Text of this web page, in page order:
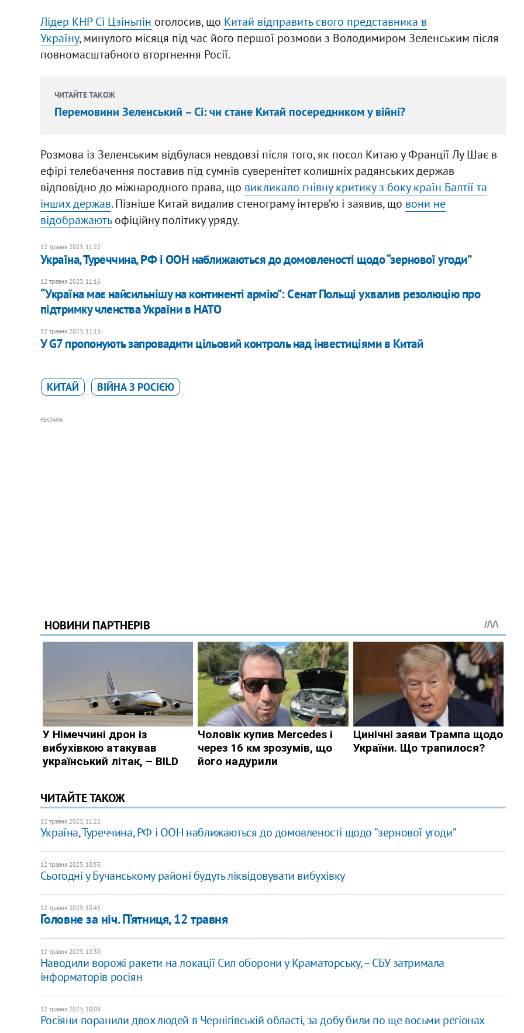
Лідер КНР Сі Цзіньпін оголосив, що Китай відправить свого представника в
Україну, минулого місяця під час його першої розмови з Володимиром Зеленським після
повномасштабного вторгнення Росії.
ЧИТАЙТЕ ТАКОЖ
Перемовини Зеленський – Сі: чи стане Китай посередником у війні?
Розмова із Зеленським відбулася невдовзі після того, як посол Китаю у Франції Лу Шає в
ефірі телебачення поставив під сумнів суверенітет колишніх радянських держав
відповідно до міжнародного права, що викликало гнівну критику з боку країн Балтії та
інших держав. Пізніше Китай видалив стенограму інтерв’ю і заявив, що вони не
відображаютьофіційну політику уряду.
12 травня 2023, 11:22
Україна, Туреччина, РФ і ООН наближаються до домовленості щодо “зернової угоди”
12 травня 2023, 11:16
“Україна має найсильнішу на континенті армію”: Cенат Польщі ухвалив резолюцію про
підтримку членства України в НАТО
12 травня 2023, 11:13
У G7 пропонують запровадити цільовий контроль над інвестиціями в Китай
КИТАЙ ВІЙНА З РОСІЄЮ
РЕКЛАМА
ЧИТАЙТЕ ТАКОЖ
12 травня 2023, 11:22
Україна, Туреччина, РФ і ООН наближаються до домовленості щодо “зернової угоди”
12 травня 2023, 10:55
Сьогодні у Бучанському районі будуть ліквідовувати вибухівку
12 травня 2023, 10:45
Головне за ніч. П’ятниця, 12 травня
12 травня 2023, 10:30
Наводили ворожі ракети на локації Сил оборони у Краматорську, – СБУ затримала
інформаторів росіян
12 травня 2023, 10:08
Росіяни поранили двох людей в Чернігівській області, за добу били по ще восьми регіонах